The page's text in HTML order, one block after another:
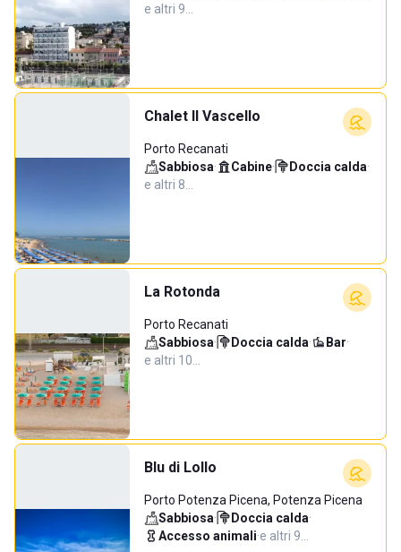
e altri 9…
Chalet Il Vascello
Porto Recanati
Sabbiosa· Cabine· Doccia calda·
e altri 8…
La Rotonda
Porto Recanati
Sabbiosa· Doccia calda· Bar·
e altri 10…
Blu di Lollo
Porto Potenza Picena, Potenza Picena
Sabbiosa· Doccia calda·
Accesso animali·e altri 9…